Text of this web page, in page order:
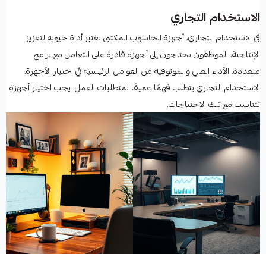
الاستخدام التجاري
في الاستخدام التجاري، أجهزة الحاسوب المكتبي تعتبر أداة حيوية لتعزيز
الإنتاجية. الموظفون يحتاجون إلى أجهزة قادرة على التعامل مع برامج
متعددة. الأداء العالي والموثوقية من العوامل الرئيسية في اختيار الأجهزة.
الاستخدام التجاري يتطلب فهمًا عميقًا لمتطلبات العمل. يجب اختيار أجهزة
تتناسب مع تلك الاحتياجات.